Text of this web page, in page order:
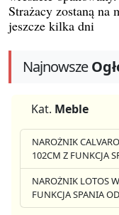
Strażacy zostaną na
jeszcze kilka dni
Najnowsze
Kat. Meble
NAROŻNIK
102CM Z FUNKCJA
NAROŻNIK LOTOS
FUNKCJA SPANIA